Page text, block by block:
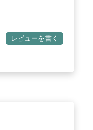
レビューを書く